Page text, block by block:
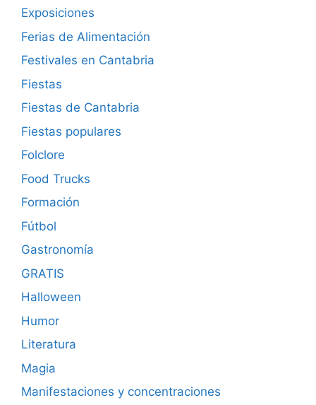
Exposiciones
Ferias de Alimentación
Festivales en Cantabria
Fiestas
Fiestas de Cantabria
Fiestas populares
Folclore
Food Trucks
Formación
Fútbol
Gastronomía
GRATIS
Halloween
Humor
Literatura
Magia
Manifestaciones y concentraciones